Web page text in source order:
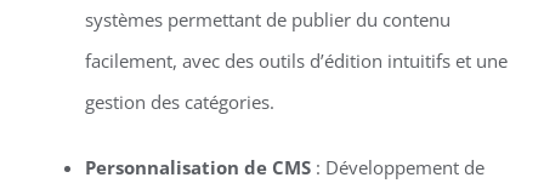
systèmes permettant de publier du contenu
facilement, avec des outils d’édition intuitifs et une
gestion des catégories.
Personnalisation de CMS: Développement de